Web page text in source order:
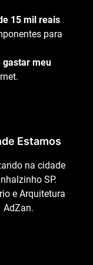
15 mil reais
para
gastar meu
Estamos
na cidade
SP.
e Arquitetura
AdZan.